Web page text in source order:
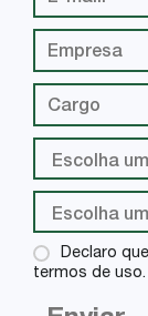
Declaro
termos de uso.